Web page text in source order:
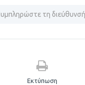
Εκτύπωση